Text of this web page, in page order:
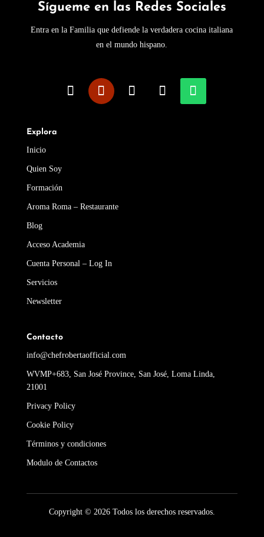
Sígueme en las Redes Sociales
Entra en la Familia que defiende la verdadera cocina italiana
en el mundo hispano.
Explora
Inicio
Quien Soy
Formación
Aroma Roma – Restaurante
Blog
Acceso Academia
Cuenta Personal – Log In
Servicios
Newsletter
Contacto
info@chefrobertaofficial.com
WVMP+683, San José Province, San José, Loma Linda,
21001
Privacy Policy
Cookie Policy
Términos y condiciones
Modulo de Contactos
Copyright © 2026 Todos los derechos reservados.